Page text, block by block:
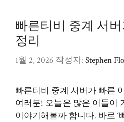
빠른티비 중계 서
정리
1월 2, 2026 작성자: Stephen
빠른티비 중계 서버가 빠른
여러분! 오늘은 많은 이들이
이야기해볼까 합니다. 바로 ‘